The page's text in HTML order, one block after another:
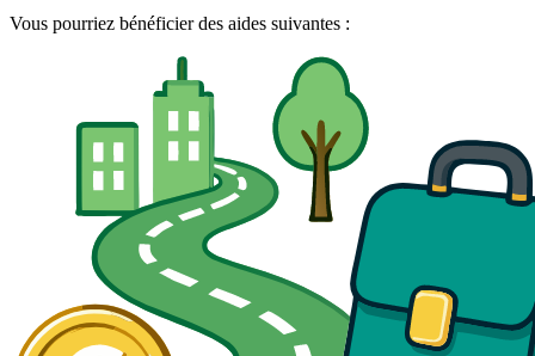
Vous pourriez bénéficier des aides suivantes :